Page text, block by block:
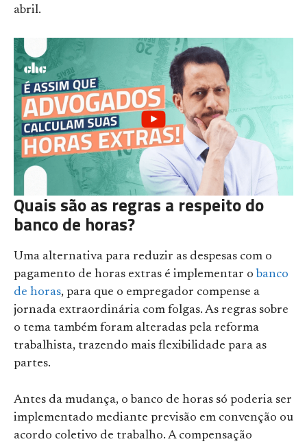
abril.
Quais são as regras a respeito do
banco de horas?
Uma alternativa para reduzir as despesas com o
pagamento de horas extras é implementar o banco
de horas, para que o empregador compense a
jornada extraordinária com folgas. As regras sobre
o tema também foram alteradas pela reforma
trabalhista, trazendo mais flexibilidade para as
partes.
Antes da mudança, o banco de horas só poderia ser
implementado mediante previsão em convenção ou
acordo coletivo de trabalho. A compensação